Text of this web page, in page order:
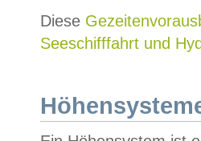
Diese
Seeschifffahrt und